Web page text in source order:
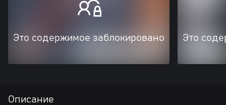
Это содержимое заблокировано Это
Описание